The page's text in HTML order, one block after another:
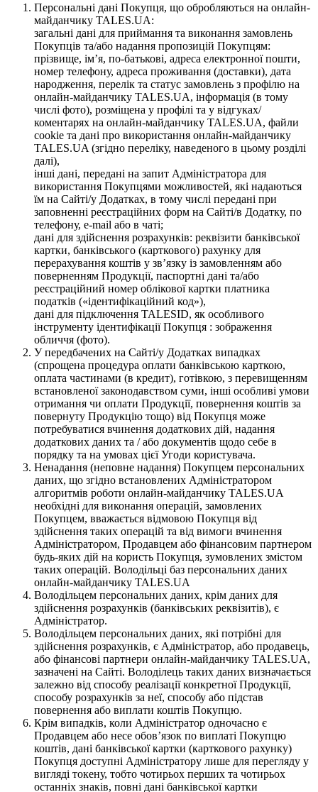
Персональні дані Покупця, що обробляються на онлайн-
майданчику TALES.UA:
загальні дані для приймання та виконання замовлень
Покупців та/або надання пропозицій Покупцям:
прізвище, ім’я, по-батькові, адреса електронної пошти,
номер телефону, адреса проживання (доставки), дата
народження, перелік та статус замовлень з профілю на
онлайн-майданчику TALES.UA, інформація (в тому
числі фото), розміщена у профілі та у відгуках/
коментарях на онлайн-майданчику TALES.UA, файли
cookie та дані про використання онлайн-майданчику
TALES.UA (згідно переліку, наведеного в цьому розділі
далі),
інші дані, передані на запит Адміністратора для
використання Покупцями можливостей, які надаються
їм на Сайті/у Додатках, в тому числі передані при
заповненні реєстраційних форм на Сайті/в Додатку, по
телефону, e-mail або в чаті;
дані для здійснення розрахунків: реквізити банківської
картки, банківського (карткового) рахунку для
перерахування коштів у зв’язку із замовленням або
поверненням Продукції, паспортні дані та/або
реєстраційний номер облікової картки платника
податків («ідентифікаційний код»),
дані для підключення TALESID, як особливого
інструменту ідентифікації Покупця : зображення
обличчя (фото).
У передбачених на Сайті/у Додатках випадках
(спрощена процедура оплати банківською карткою,
оплата частинами (в кредит), готівкою, з перевищенням
встановленої законодавством суми, інші особливі умови
отримання чи оплати Продукції, повернення коштів за
повернуту Продукцію тощо) від Покупця може
потребуватися вчинення додаткових дій, надання
додаткових даних та / або документів щодо себе в
порядку та на умовах цієї Угоди користувача.
Ненадання (неповне надання) Покупцем персональних
даних, що згідно встановлених Адміністратором
алгоритмів роботи онлайн-майданчику TALES.UA
необхідні для виконання операцій, замовлених
Покупцем, вважається відмовою Покупця від
здійснення таких операцій та від вимоги вчинення
Адміністратором, Продавцем або фінансовим партнером
будь-яких дій на користь Покупця, зумовлених змістом
таких операцій. Володільці баз персональних даних
онлайн-майданчику TALES.UA
Володільцем персональних даних, крім даних для
здійснення розрахунків (банківських реквізитів), є
Адміністратор.
Володільцем персональних даних, які потрібні для
здійснення розрахунків, є Адміністратор, або продавець,
або фінансові партнери онлайн-майданчику TALES.UA,
зазначені на Сайті. Володілець таких даних визначається
залежно від способу реалізації конкретної Продукції,
способу розрахунків за неї, способу або підстав
повернення або виплати коштів Покупцю.
Крім випадків, коли Адміністратор одночасно є
Продавцем або несе обов’язок по виплаті Покупцю
коштів, дані банківської картки (карткового рахунку)
Покупця доступні Адміністратору лише для перегляду у
вигляді токену, тобто чотирьох перших та чотирьох
останніх знаків, повні дані банківської картки